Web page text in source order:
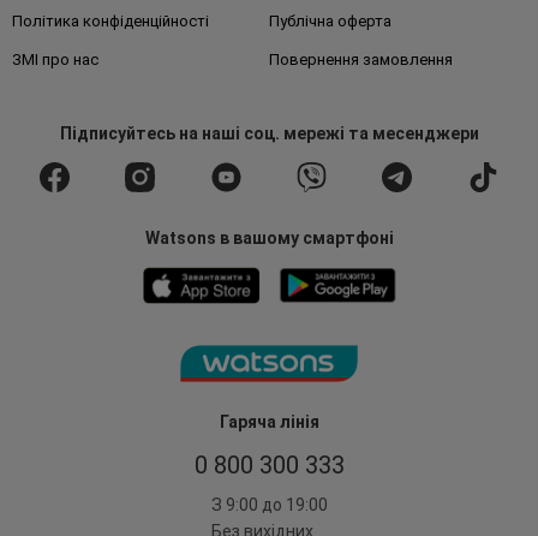
Гаряча лінія
0 800 300 333
З 9:00 до 19:00
Без вихідних
Політика конфіденційності Публічна оферта
ЗМІ про нас Повернення замовлення
Підписуйтесьна наші соц. мережі та месенджери
Watsons в вашому смартфоні